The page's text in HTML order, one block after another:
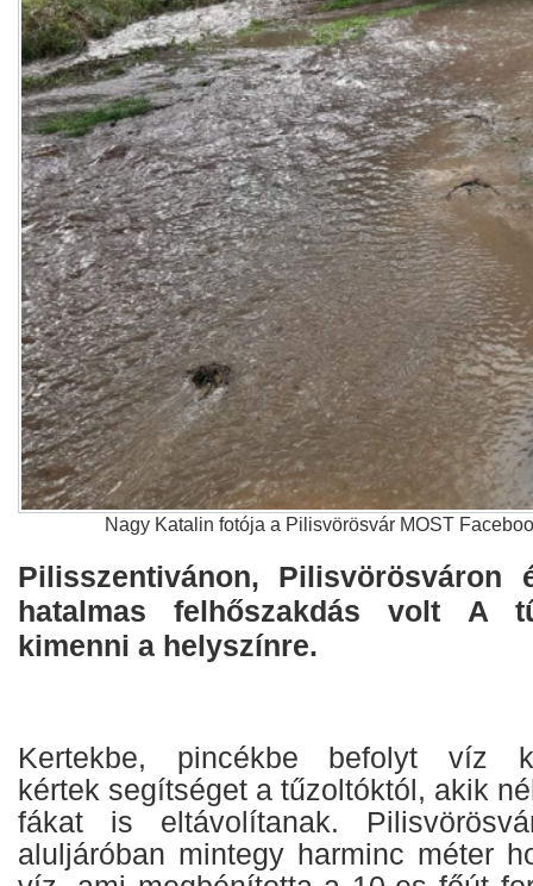
Nagy Katalin fotója a Pilisvörösvár MOST
Pilisszentivánon, Pilisvörösváron
hatalmas felhőszakdás volt A
kimenni a helyszínre.
Kertekbe, pincékbe befolyt víz
kértek segítséget a tűzoltóktól, akik
fákat is eltávolítanak.
aluljáróban mintegy harminc méter